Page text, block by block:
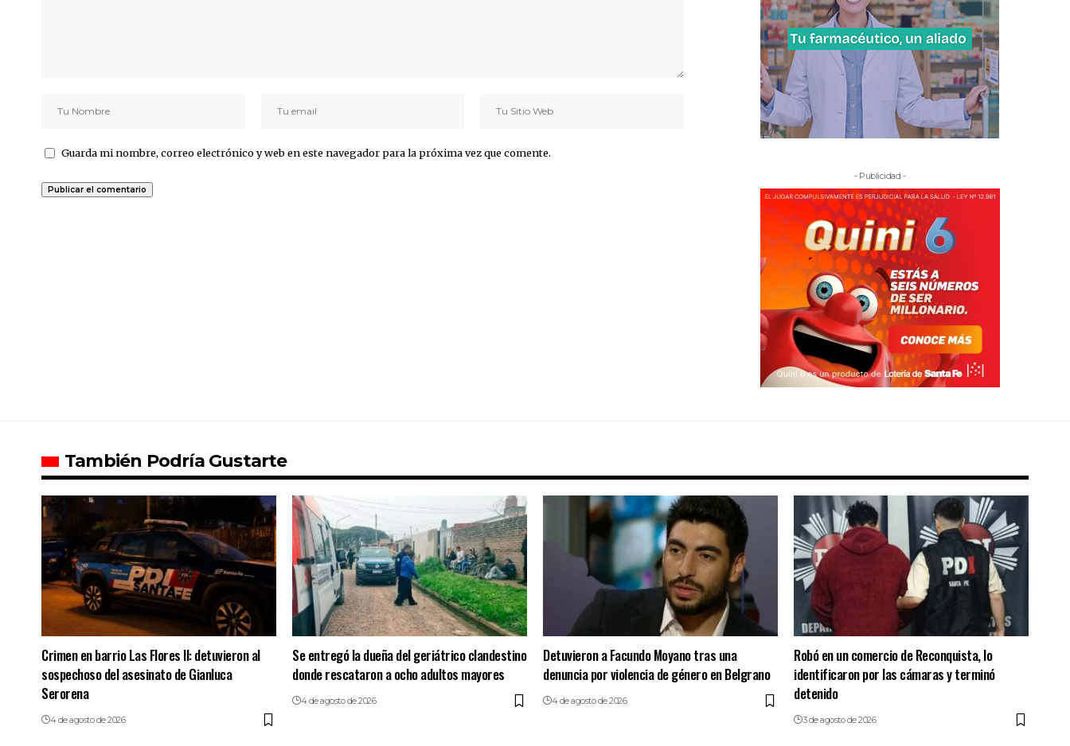
Guarda mi nombre, correo electrónico y web en este navegador para la próxima vez que comente.
- Publicidad -
También Podría Gustarte
Crimen en barrio Las Flores II: detuvieron al
sospechoso del asesinato de Gianluca
Serorena
4 de agosto de 2026
Se entregó la dueña del geriátrico clandestino
donde rescataron a ocho adultos mayores
4 de agosto de 2026
Detuvieron a Facundo Moyano tras una
denuncia por violencia de género en Belgrano
4 de agosto de 2026
Robó en un comercio de Reconquista, lo
identificaron por las cámaras y terminó
detenido
3 de agosto de 2026